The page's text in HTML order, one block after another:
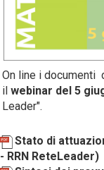
On line i documenti
il webinar del 5
Leader".
Stato di
- RRN ReteLeader)